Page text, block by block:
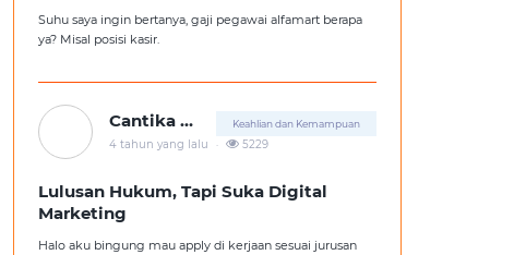
Suhu saya ingin bertanya, gaji pegawai alfamart berapa
ya? Misal posisi kasir.
Cantika Putri Keahlian dan Kemampuan
4 tahun yang lalu . 5229
Lulusan Hukum, Tapi Suka Digital
Marketing
Halo aku bingung mau apply di kerjaan sesuai jurusan